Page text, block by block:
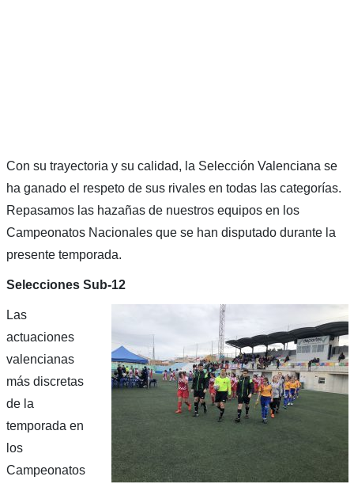
Con su trayectoria y su calidad, la Selección Valenciana se
ha ganado el respeto de sus rivales en todas las categorías.
Repasamos las hazañas de nuestros equipos en los
Campeonatos Nacionales que se han disputado durante la
presente temporada.
Selecciones Sub-12
Las
actuaciones
valencianas
más discretas
de la
temporada en
los
Campeonatos